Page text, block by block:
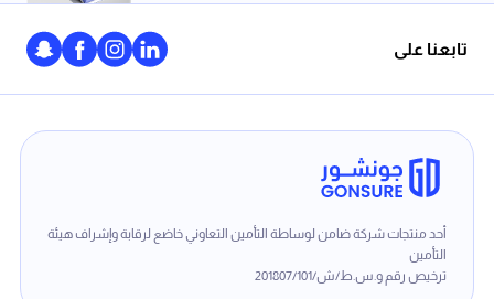
تابعنا على
أحد منتجات شركة ضامن لوساطة التأمين التعاوني خاضع لرقابة وإشراف هيئة
التأمين
ترخيص رقم و.س.ط/ش/201807/101